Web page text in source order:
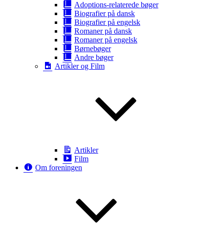
Adoptions-relaterede bøger
Biografier på dansk
Biografier på engelsk
Romaner på dansk
Romaner på engelsk
Børnebøger
Andre bøger
Artikler og Film
Artikler
Film
Om foreningen